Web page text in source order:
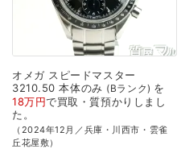
オメガ スピードマスター
3210.50 本体のみ Bランク を
18万円で買取・質預かり しまし
た。
（2024年12月／兵庫・川西市・雲雀
丘花屋敷）